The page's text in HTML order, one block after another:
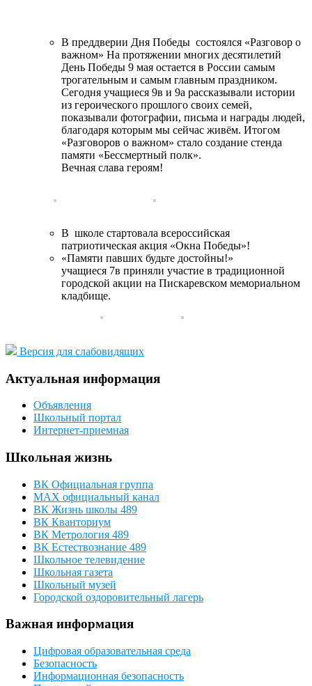
В преддверии Дня Победы состоялся «Разговор о
важном» На протяжении многих десятилетий
День Победы 9 мая остается в России самым
трогательным и самым главным праздником.
Сегодня учащиеся 9в и 9а рассказывали истории
из героического прошлого своих семей,
показывали фотографии, письма и награды людей,
благодаря которым мы сейчас живём. Итогом
«Разговоров о важном» стало создание стенда
памяти «Бессмертный полк».
Вечная слава героям!
В школе стартовала всероссийская
патриотическая акция «Окна Победы»!
«Памяти павших будьте достойны!»
учащиеся 7в приняли участие в традиционной
городской акции на Пискаревском мемориальном
кладбище.
Версия для слабовидящих
Актуальная информация
Объявления
Школьный портал
Интернет-приемная
Школьная жизнь
ВК Официальная группа
МАХ официальный канал
ВК Жизнь школы 489
ВК Кванториум
ВК Метрология 489
ВК Естествознание 489
Школьное телевидение
Школьная газета
Школьный музей
Городской оздоровительный лагерь
Важная информация
Цифровая образовательная среда
Безопасность
Информационная безопасность